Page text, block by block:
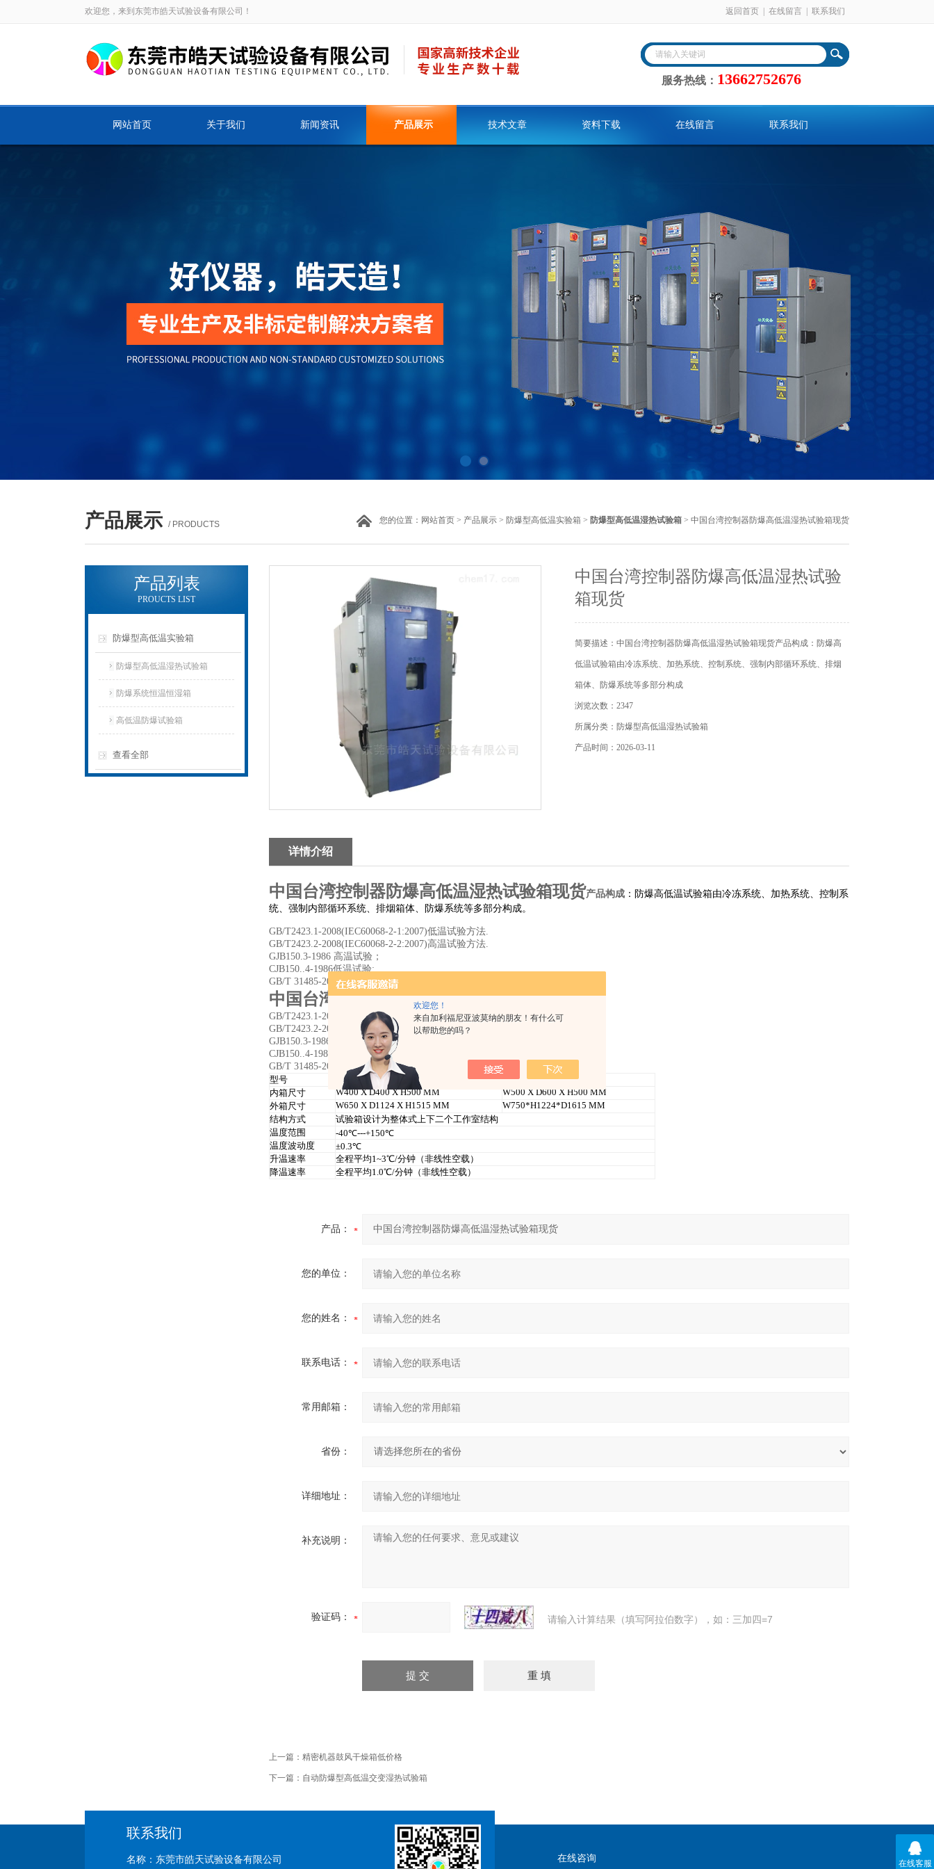
欢迎您！
来自加利福尼亚波莫纳的朋友！有什么可
以帮助您的吗？
欢迎您，来到东莞市皓天试验设备有限公司！ 返回首页 在线留言 联系我们
服务热线： 13662752676
网站首页 关于我们 新闻资讯 产品展示 技术文章 资料下载 在线留言 联系我们
产品展示 / PRODUCTS 您的位置： 网站首页 > 产品展示 > 防爆型高低温实验箱 > 防爆型高低温湿热试验箱 > 中国台湾控制器防爆高低温湿热试验箱现货
产品列表
PROUCTS LIST
防爆型高低温实验箱
防爆型高低温湿热试验箱
防爆系统恒温恒湿箱
高低温防爆试验箱
查看全部
中国台湾控制器防爆高低温湿热试验
箱现货
简要描述：中国台湾控制器防爆高低温湿热试验箱现货产品构成：防爆高
低温试验箱由冷冻系统、加热系统、控制系统、强制内部循环系统、排烟
箱体、防爆系统等多部分构成
浏览次数：2347
所属分类：防爆型高低温湿热试验箱
产品时间：2026-03-11
详情介绍
中国台湾控制器防爆高低温湿热试验箱现货产品构成 ：防爆高低温试验箱由冷冻系统、加热系统、控制系
统、强制内部循环系统、排烟箱体、防爆系统等多部分构成。
GB/T2423.1-2008(IEC60068-2-1:2007)低温试验方法.
GB/T2423.2-2008(IEC60068-2-2:2007)高温试验方法.
GJB150.3-1986 高温试验；
CJB150..4-1986低温试验;
GB/T 31485-2015电动汽车用动力蓄电池安全要求及试验方法
中国台湾控制器防爆高低温湿热试验箱现货
GB/T2423.1-2008(IEC60068-2-1:2007)低温试验方法.
GB/T2423.2-2008(IEC60068-2-2:2007)高温试验方法.
GJB150.3-1986 高温试验；
CJB150..4-1986低温试验;
GB/T 31485-2015电动汽车用动力蓄电池安全要求及试验方法
型号
内箱尺寸
W400 X D400 X H500 MM
W500 X D600 X H500 MM
外箱尺寸
W650 X D1124 X H1515 MM
W750*H1224*D1615 MM
结构方式
试验箱设计为整体式上下二个工作室结构
温度范围
-40℃---+150℃
温度波动度
±0.3℃
升温速率
全程平均1~3℃/分钟（非线性空载）
降温速率
全程平均1.0℃/分钟（非线性空载）
产品：
您的单位：
您的姓名：
联系电话：
常用邮箱：
省份：
详细地址：
补充说明：
验证码： 请输入计算结果（填写阿拉伯数字），如：三加四=7
上一篇： 精密机器鼓风干燥箱低价格
下一篇： 自动防爆型高低温交变湿热试验箱
联系我们
名称：东莞市皓天试验设备有限公司 在线咨询 在线客服